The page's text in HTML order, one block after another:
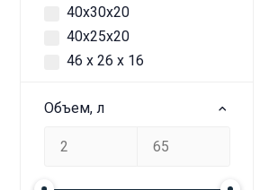
40х30х20
40х25х20
46 х 26 х 16
Объем, л